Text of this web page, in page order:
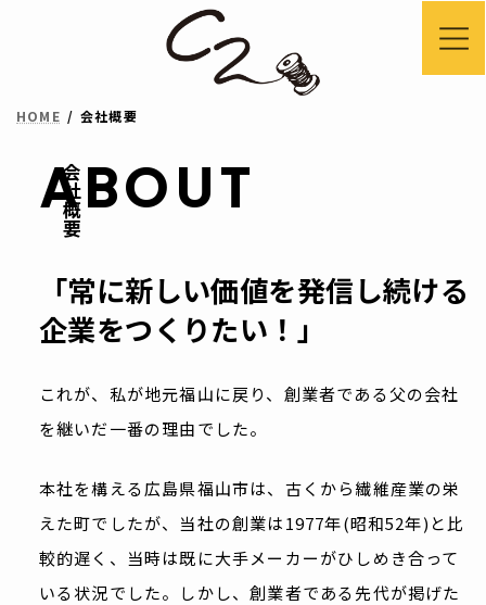
HOME 会社概要
会社概要
ABOUT
「常に新しい価値を発信し続ける
企業をつくりたい！」
これが、私が地元福山に戻り、 創業者である父の会社
を継いだ一番の理由でした。
本社を構える広島県福山市は、古くから繊維産業の栄
えた町でしたが、当社の創業は1977年(昭和52年)と比
較的遅く、当時は既に大手メーカーがひしめき合って
いる状況でした。しかし、創業者である先代が掲げた